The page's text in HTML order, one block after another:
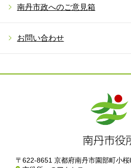
南丹市政へのご意見箱
お問い合わせ
〒622-8651 京都府南丹市園部町小